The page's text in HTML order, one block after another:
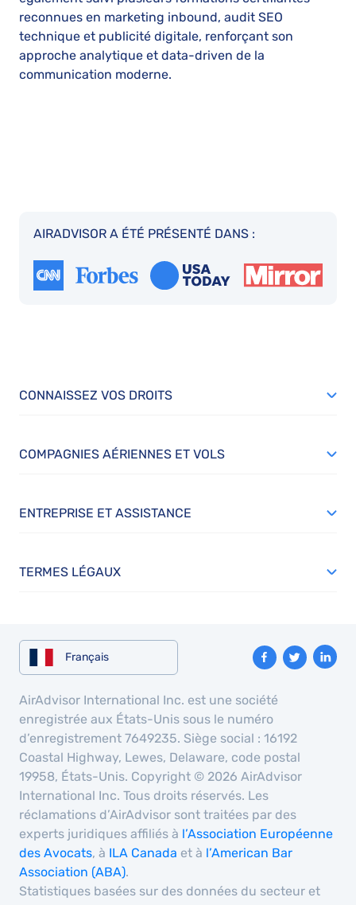
reconnues en marketing inbound, audit SEO
technique et publicité digitale, renforçant son
approche analytique et data-driven de la
communication moderne.
AIRADVISOR A ÉTÉ PRÉSENTÉ DANS :
CONNAISSEZ VOS DROITS
COMPAGNIES AÉRIENNES ET VOLS
ENTREPRISE ET ASSISTANCE
TERMES LÉGAUX
Français
AirAdvisor International Inc. est une société
enregistrée aux États-Unis sous le numéro
d’enregistrement 7649235. Siège social : 16192
Coastal Highway, Lewes, Delaware, code postal
19958, États-Unis. Copyright © 2026 AirAdvisor
International Inc. Tous droits réservés. Les
réclamations d’AirAdvisor sont traitées par des
experts juridiques affiliés à l’Association Européenne
des Avocats, à ILA Canada et à l’American Bar
Association (ABA).
Statistiques basées sur des données du secteur et